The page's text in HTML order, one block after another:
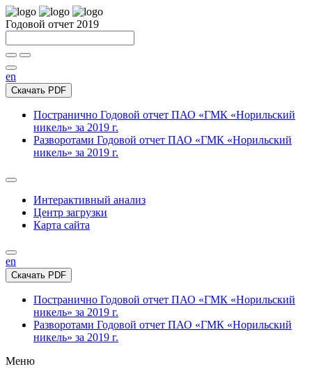
Годовой отчет 2019
en
Скачать PDF
Постранично Годовой отчет ПАО «ГМК «Норильский
никель» за 2019 г.
Разворотами Годовой отчет ПАО «ГМК «Норильский
никель» за 2019 г.
Интерактивный анализ
Центр загрузки
Карта сайта
en
Скачать PDF
Постранично Годовой отчет ПАО «ГМК «Норильский
никель» за 2019 г.
Разворотами Годовой отчет ПАО «ГМК «Норильский
никель» за 2019 г.
Меню